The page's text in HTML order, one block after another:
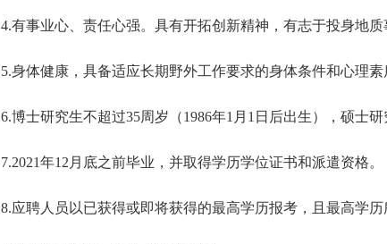
4.有事业心、责任心强。具有开拓创新精神，有志于投身地质
5.身体健康，具备适应长期野外工作要求的身体条件和心理素
6.博士研究生不超过35周岁（1986年1 月 1 日后出生），硕士
7.2021年12 月底之前毕业，并取得学历学位证书和派遣资格。
8.应聘人员以已获得或即将获得的最高学历报考，且最高学